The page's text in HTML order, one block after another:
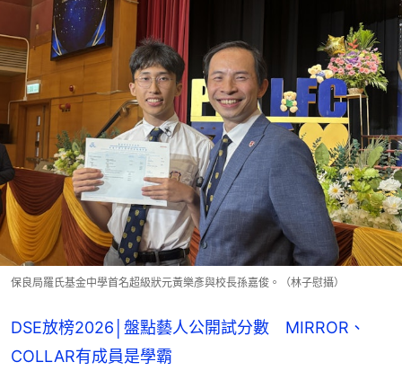
保良局羅氏基金中學首名超級狀元黃樂彥與校長孫嘉俊。（林子慰攝）
DSE放榜2026│盤點藝人公開試分數 MIRROR、
COLLAR有成員是學霸